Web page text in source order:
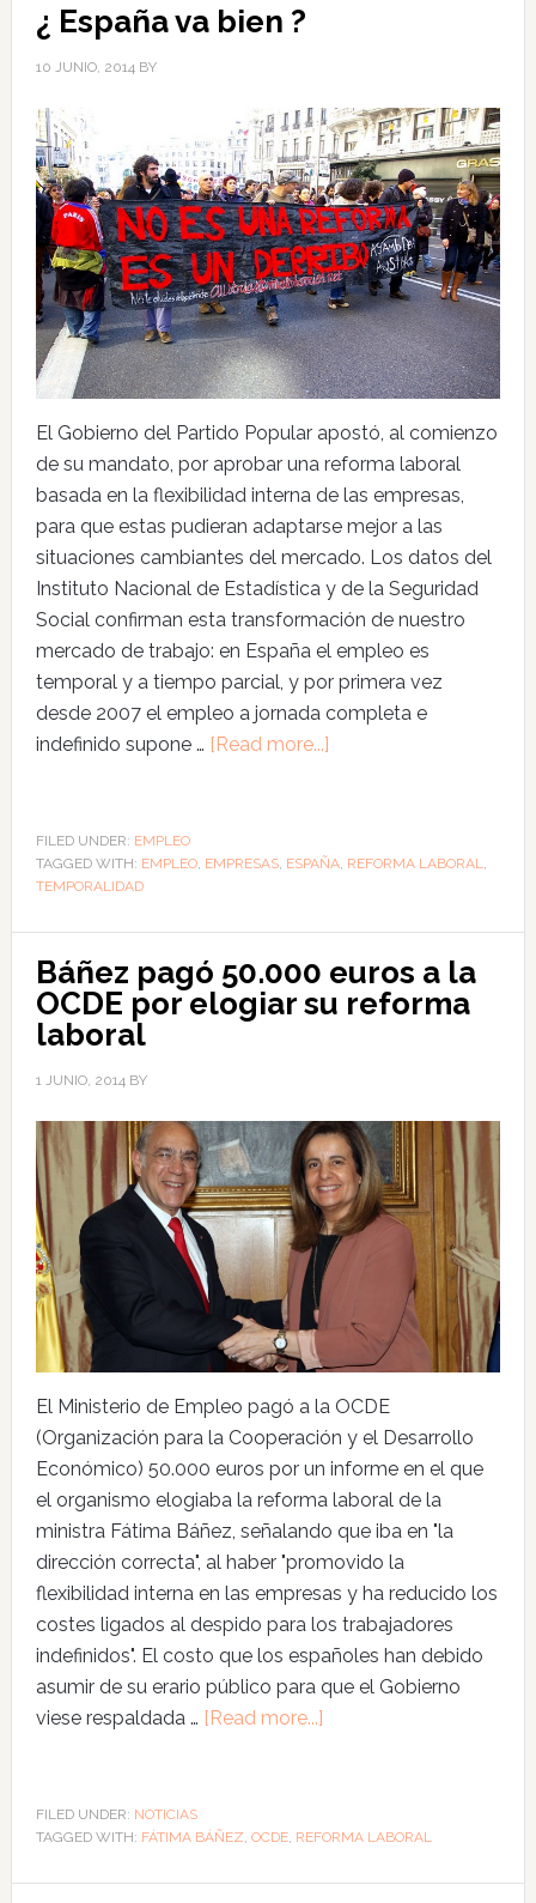
¿ España va bien ?
10 JUNIO, 2014BY
El Gobierno del Partido Popular apostó, al comienzo
de su mandato, por aprobar una reforma laboral
basada en la flexibilidad interna de las empresas,
para que estas pudieran adaptarse mejor a las
situaciones cambiantes del mercado. Los datos del
Instituto Nacional de Estadística y de la Seguridad
Social confirman esta transformación de nuestro
mercado de trabajo: en España el empleo es
temporal y a tiempo parcial, y por primera vez
desde 2007 el empleo a jornada completa e
indefinido supone … [Read more...]
FILED UNDER: EMPLEO
TAGGED WITH: EMPLEO, EMPRESAS, ESPAÑA, REFORMA LABORAL,
TEMPORALIDAD
Báñez pagó 50.000 euros a la
OCDE por elogiar su reforma
laboral
1 JUNIO, 2014BY
El Ministerio de Empleo pagó a la OCDE
(Organización para la Cooperación y el Desarrollo
Económico) 50.000 euros por un informe en el que
el organismo elogiaba la reforma laboral de la
ministra Fátima Báñez, señalando que iba en "la
dirección correcta", al haber "promovido la
flexibilidad interna en las empresas y ha reducido los
costes ligados al despido para los trabajadores
indefinidos". El costo que los españoles han debido
asumir de su erario público para que el Gobierno
viese respaldada … [Read more...]
FILED UNDER: NOTICIAS
TAGGED WITH: FÁTIMA BÁÑEZ OCDE, REFORMA LABORAL